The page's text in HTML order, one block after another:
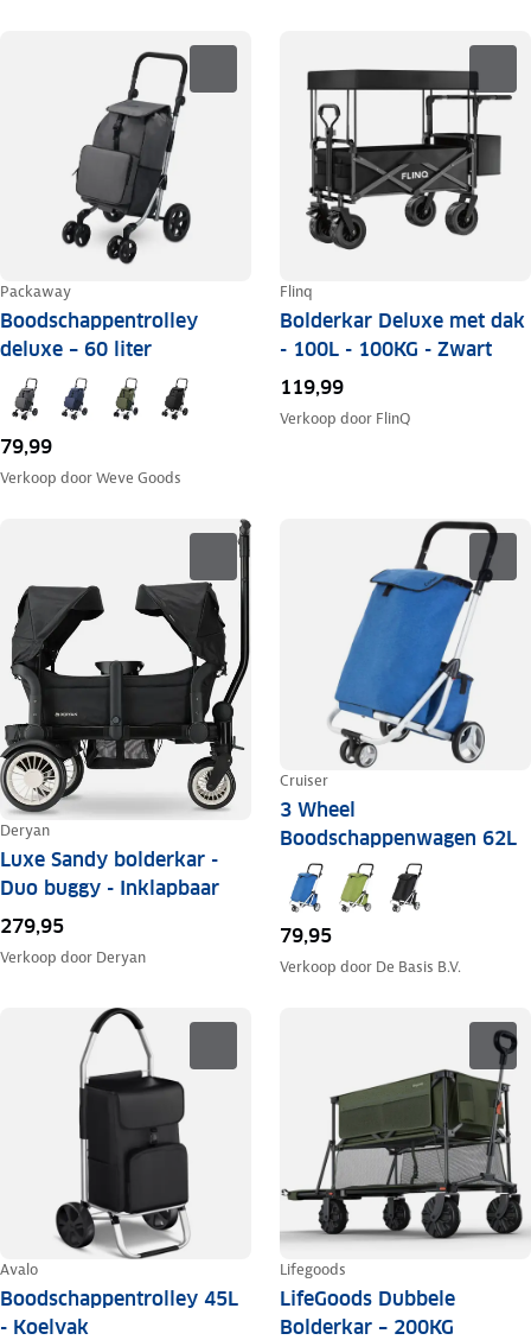
Packaway
Boodschappentrolley
deluxe – 60 liter
79,99
Verkoop doorWeve Goods
Flinq
Bolderkar Deluxe met dak
- 100L - 100KG - Zwart
119,99
Verkoop door FlinQ
Deryan
Luxe Sandy bolderkar -
Duo buggy - Inklapbaar
279,95
Verkoop door Deryan
Cruiser
3 Wheel
Boodschappenwagen 62L
79,95
Verkoop door De Basis B.V.
Avalo
Boodschappentrolley 45L
- Koelvak
Lifegoods
LifeGoods Dubbele
Bolderkar – 200KG